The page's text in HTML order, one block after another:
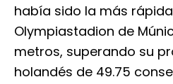
había sido la más
Olympiastadion de
metros, superando su
holandés de 49.75